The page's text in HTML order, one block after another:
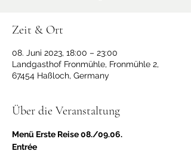
Zeit & Ort
08. Juni 2023, 18:00 – 23:00
Landgasthof Fronmühle, Fronmühle 2,
67454 Haßloch, Germany
Über die Veranstaltung
Menü Erste Reise 08./09.06.
Entrée